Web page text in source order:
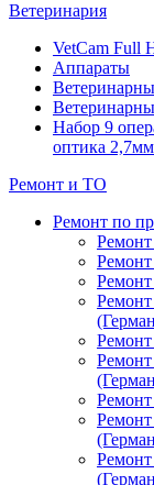
Ветеринария
VetCam Full
Аппараты
Набор 9
оптика
Ремонт и ТО
Ремонт по